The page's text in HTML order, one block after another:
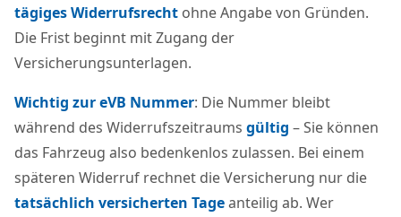
tägiges Widerrufsrecht ohne Angabe von Gründen.
Die Frist beginnt mit Zugang der
Versicherungsunterlagen.
Wichtig zur eVB Nummer: Die Nummer bleibt
während des Widerrufszeitraums gültig – Sie können
das Fahrzeug also bedenkenlos zulassen. Bei einem
späteren Widerruf rechnet die Versicherung nur die
tatsächlich versicherten Tageanteilig ab. Wer